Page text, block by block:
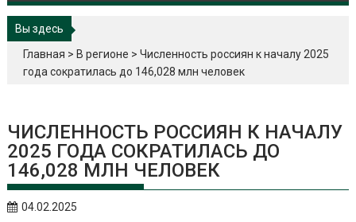
Вы здесь
Главная > В регионе >Численность россиян к началу 2025
года сократилась до 146,028 млн человек
ЧИСЛЕННОСТЬ РОССИЯН К НАЧАЛУ
2025 ГОДА СОКРАТИЛАСЬ ДО
146,028 МЛН ЧЕЛОВЕК
04.02.2025